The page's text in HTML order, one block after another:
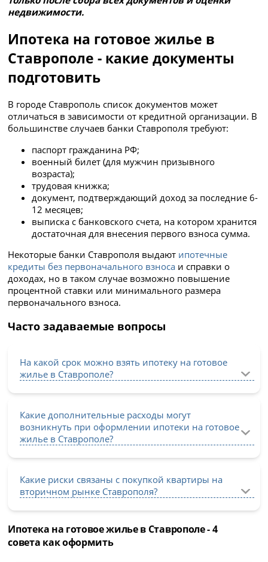
недвижимости.
Ипотека на готовое жилье в
Ставрополе - какие документы
подготовить
В городе Ставрополь список документов может
отличаться в зависимости от кредитной организации. В
большинстве случаев банки Ставрополя требуют:
паспорт гражданина РФ;
военный билет (для мужчин призывного
возраста);
трудовая книжка;
документ, подтверждающий доход за последние 6-
12 месяцев;
выписка с банковского счета, на котором хранится
достаточная для внесения первого взноса сумма.
Некоторые банки Ставрополя выдают ипотечные
кредиты без первоначального взноса и справки о
доходах, но в таком случае возможно повышение
процентной ставки или минимального размера
первоначального взноса.
Часто задаваемые вопросы
На какой срок можно взять ипотеку на готовое
жилье в Ставрополе?
Какие дополнительные расходы могут
возникнуть при оформлении ипотеки на готовое
жилье в Ставрополе?
Какие риски связаны с покупкой квартиры на
вторичном рынке Ставрополя?
Ипотека на готовое жилье в Ставрополе - 4
совета как оформить